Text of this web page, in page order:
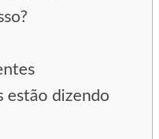
estão dizendo